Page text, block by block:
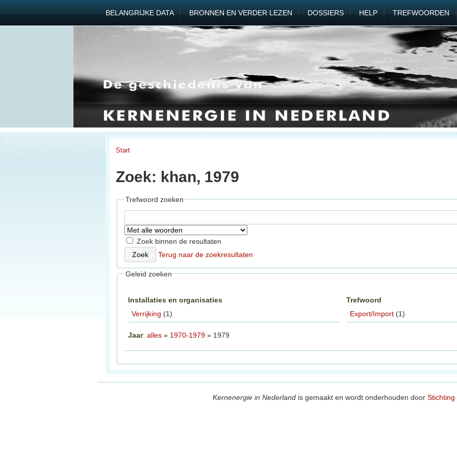
BELANGRIJKE DATA BRONNEN EN VERDER LEZEN DOSSIERS HELP TREFWOORDEN
Start
Zoek: khan, 1979
Trefwoord zoeken
Zoek binnen de resultaten
Terug naar de zoekresultaten
Geleid zoeken
Installaties en organisaties
Verrijking (1)
Jaar: alles » 1970-1979 » 1979
Trefwoord
Export/Import (1)
Kernenergie in Nederland is gemaakt en wordt onderhouden door Stichting